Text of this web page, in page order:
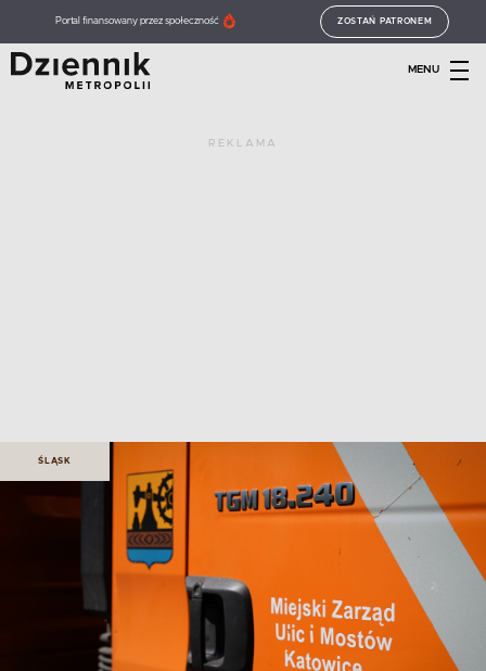
Portal finansowany przez społeczność ZOSTAŃ PATRONEM
MENU
REKLAMA
ŚLĄSK